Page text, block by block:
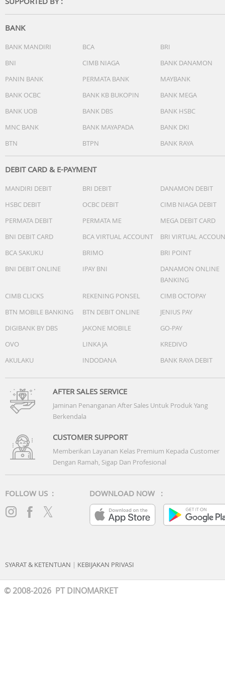
- Sinyal waktu hitungan jam
Cahaya:
- Lampu LED untuk muka jam (Super illuminator, opsi
- Lampu latar LED untuk layar digital (Super illuminator,
opsi durasi iluminasi (1,5 detik atau 3 detik), berpijar)
Kalender: Kalender otomatis sepenuhnya (hingga tahun
2099)
Fitur senyap: Suara tombol operasi aktif/nonaktif
Fitur lain:
- Format 12/24 jam
- Fitur pergeseran jarum (Jarum bergeser agar tidak
- Penunjuk waktu standar:
Analog: 2 jarum (jam, menit (jarum bergerak setiap 20
Digital: Jam, menit, detik, pm, bulan, tanggal
Garansi Resmi 2 Tahun
BANK
BANK MANDIRI BCA
BRI
BNI
CIMB NIAGA
BANK DANAMON
PANIN BANK
PERMATA BANK
MAYBANK
BANK OCBC
BANK KB BUKOPIN
BANK MEGA
BANK UOB
BANK DBS
BANK HSBC
MNC BANK
BANK MAYAPADA
BANK DKI
BTN
BTPN BANK RAYA
DEBIT CARD & E-PAYMENT
MANDIRI DEBIT BRI DEBIT
DANAMON DEBIT
HSBC DEBIT
OCBC DEBIT
CIMB NIAGA DEBIT
PERMATA DEBIT
PERMATA ME
MEGA DEBIT CARD
BNI DEBIT CARD
BCA VIRTUAL ACCOUNT
BRI VIRTUAL
BCA SAKUKU
BRIMO
BRI POINT
BNI DEBIT ONLINE
IPAY BNI
DANAMON ONLINE
BANKING
CIMB CLICKS
REKENING PONSEL
CIMB OCTOPAY
BTN MOBILE BANKING
BTN DEBIT ONLINE
JENIUS PAY
DIGIBANK BY DBS
JAKONE MOBILE
GO-PAY
OVO
LINKAJA
KREDIVO
AKULAKU
INDODANA BANK RAYA DEBIT
AFTER SALES SERVICE
Jaminan Penanganan After Sales Untuk Produk Yang
Berkendala
CUSTOMER SUPPORT
Memberikan Layanan Kelas Premium Kepada Customer
Dengan Ramah, Sigap Dan Profesional
FOLLOW US : DOWNLOAD NOW :
SYARAT & KETENTUAN | KEBIJAKAN PRIVASI
© 2008-2026 PT DINOMARKET